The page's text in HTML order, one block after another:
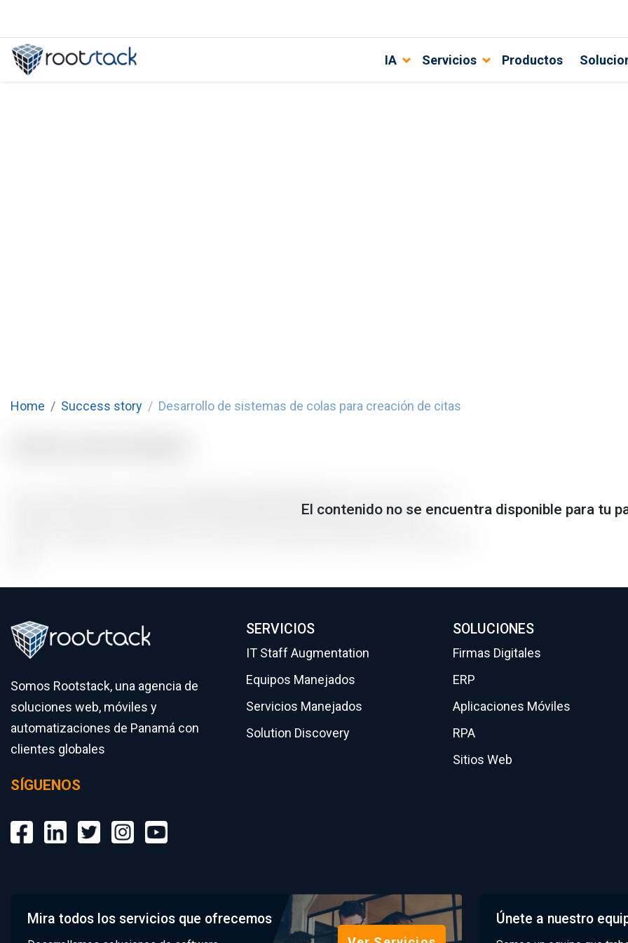
IA Servicios Productos
Home Success story Desarrollo de sistemas de colas para creación de citas
El contenido no se encuentra disponible para tu
República de Panamá, utilizando la tecnología más avanzada para brindar un
Somos Rootstack, una agencia de
soluciones web, móviles y
automatizaciones de Panamá con
clientes globales
SÍGUENOS
SERVICIOS
IT Staff Augmentation
Equipos Manejados
Servicios Manejados
Solution Discovery
SOLUCIONES
Firmas Digitales
ERP
Aplicaciones Móviles
RPA
Sitios Web
Mira todos los servicios que ofrecemos Únete a nuestro